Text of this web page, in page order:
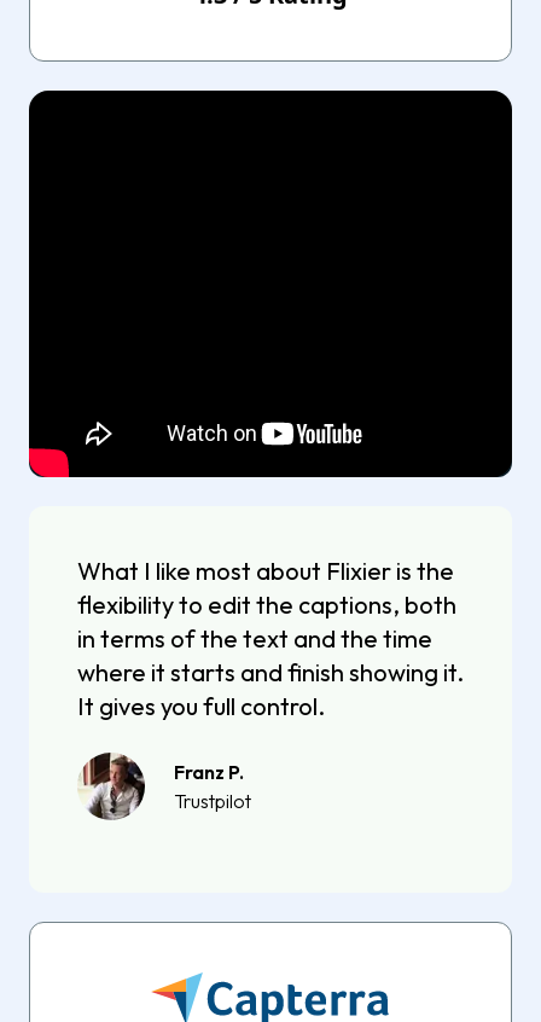
What I like most about Flixier is the
flexibility to edit the captions, both
in terms of the text and the time
where it starts and finish showing it.
It gives you full control.
Franz P.
Trustpilot